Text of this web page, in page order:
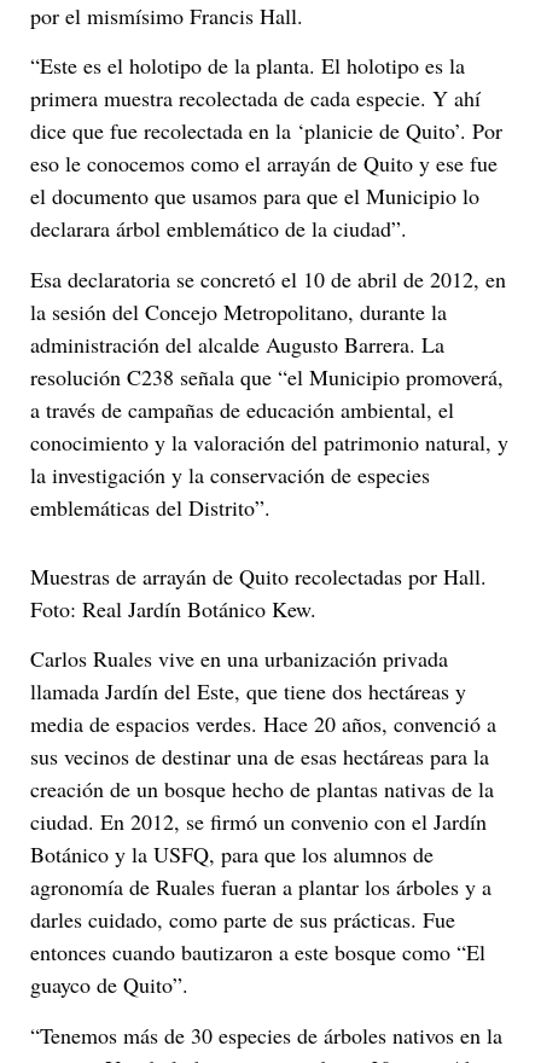
por el mismísimo Francis Hall.
“Este es el holotipo de la planta. El holotipo es la
primera muestra recolectada de cada especie. Y ahí
dice que fue recolectada en la ‘planicie de Quito’. Por
eso le conocemos como el arrayán de Quito y ese fue
el documento que usamos para que el Municipio lo
declarara árbol emblemático de la ciudad”.
Esa declaratoria se concretó el 10 de abril de 2012, en
la sesión del Concejo Metropolitano, durante la
administración del alcalde Augusto Barrera. La
resolución C238 señala que “el Municipio promoverá,
a través de campañas de educación ambiental, el
conocimiento y la valoración del patrimonio natural, y
la investigación y la conservación de especies
emblemáticas del Distrito”.
Muestras de arrayán de Quito recolectadas por Hall.
Foto: Real Jardín Botánico Kew.
Carlos Ruales vive en una urbanización privada
llamada Jardín del Este, que tiene dos hectáreas y
media de espacios verdes. Hace 20 años, convenció a
sus vecinos de destinar una de esas hectáreas para la
creación de un bosque hecho de plantas nativas de la
ciudad. En 2012, se firmó un convenio con el Jardín
Botánico y la USFQ, para que los alumnos de
agronomía de Ruales fueran a plantar los árboles y a
darles cuidado, como parte de sus prácticas. Fue
entonces cuando bautizaron a este bosque como “El
guayco de Quito”.
“Tenemos más de 30 especies de árboles nativos en la